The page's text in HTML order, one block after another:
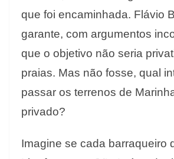
que foi encaminhada. Flávio
garante, com argumentos
que o objetivo não seria
praias. Mas não fosse, qual
passar os terrenos de
privado?
Imagine se cada barraqueiro